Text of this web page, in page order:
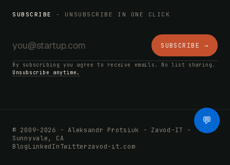
SUBSCRIBE - UNSUBSCRIBE IN ONE CLICK
SUBSCRIBE →
By subscribing you agree to receive emails. No list sharing.
Unsubscribe anytime.
© 2009-2026 - Aleksandr Protsiuk - Zavod-IT -
Sunnyvale, CA
BlogLinkedInTwitterzavod-it.com
💬